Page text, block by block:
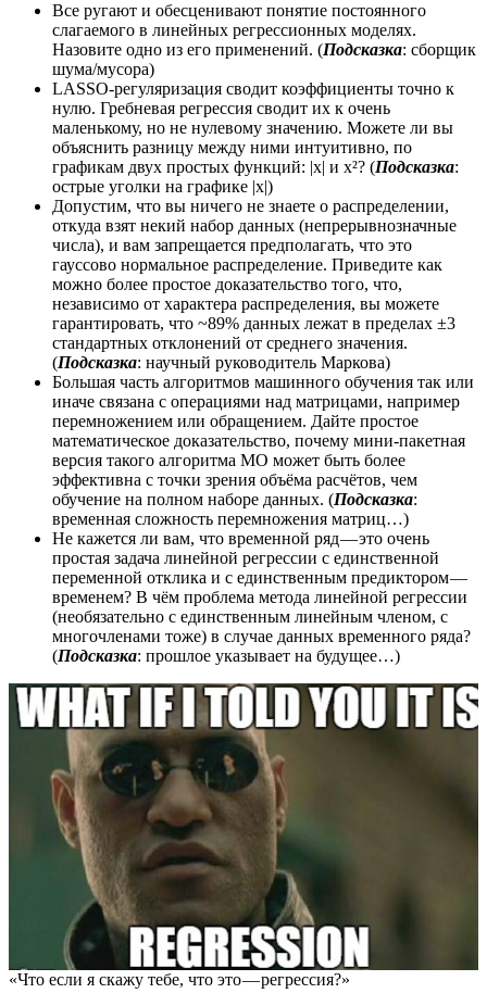
Все ругают и обесценивают понятие постоянного
слагаемого в линейных регрессионных моделях.
Назовите одно из его применений. (Подсказка: сборщик
шума/мусора)
LASSO-регуляризация сводит коэффициенты точно к
нулю. Гребневая регрессия сводит их к очень
маленькому, но не нулевому значению. Можете ли вы
объяснить разницу между ними интуитивно, по
графикам двух простых функций: |x| и x²? (Подсказка:
острые уголки на графике |x|)
Допустим, что вы ничего не знаете о распределении,
откуда взят некий набор данных (непрерывнозначные
числа), и вам запрещается предполагать, что это
гауссово нормальное распределение. Приведите как
можно более простое доказательство того, что,
независимо от характера распределения, вы можете
гарантировать, что ~89% данных лежат в пределах ±3
стандартных отклонений от среднего значения.
(Подсказка: научный руководитель Маркова)
Большая часть алгоритмов машинного обучения так или
иначе связана с операциями над матрицами, например
перемножением или обращением. Дайте простое
математическое доказательство, почему мини-пакетная
версия такого алгоритма МО может быть более
эффективна с точки зрения объёма расчётов, чем
обучение на полном наборе данных. (Подсказка:
временная сложность перемножения матриц…)
Не кажется ли вам, что временной ряд — это очень
простая задача линейной регрессии с единственной
переменной отклика и с единственным предиктором —
временем? В чём проблема метода линейной регрессии
(необязательно с единственным линейным членом, с
многочленами тоже) в случае данных временного ряда?
(Подсказка: прошлое указывает на будущее…)
«Что если я скажу тебе, что это — регрессия?»